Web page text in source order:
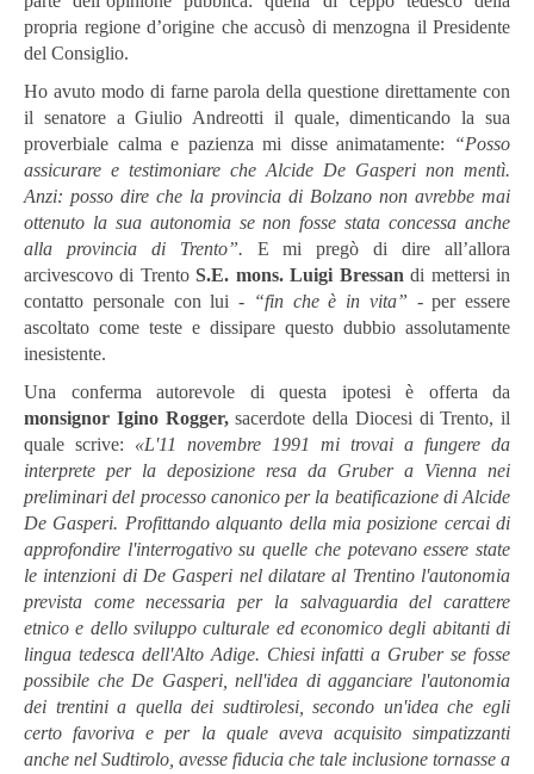
propria regione d’origine che accusò di menzogna il Presidente
del Consiglio.
Ho avuto modo di farne parola della questione direttamente con
il senatore a Giulio Andreotti il quale, dimenticando la sua
proverbiale calma e pazienza mi disse animatamente:
“Posso
assicurare e testimoniare che Alcide De Gasperi non mentì.
Anzi: posso dire che la provincia di Bolzano non avrebbe mai
ottenuto la sua autonomia se non fosse stata concessa anche
alla provincia di Trento”. E mi pregò di dire all’allora
arcivescovo di TrentoS.E. mons. Luigi Bressan di mettersi in
contatto personale con lui - “fin che è in vita” - per essere
ascoltato come teste e dissipare questo dubbio assolutamente
inesistente.
Una conferma autorevole di questa ipotesi è offerta da
monsignor Igino Rogger,sacerdote della Diocesi di Trento, il
quale scrive: «L'11 novembre 1991 mi trovai a fungere da
interprete per la deposizione resa da Gruber a Vienna nei
preliminari del processo canonico per la beatificazione di Alcide
De Gasperi. Profittando alquanto della mia posizione cercai di
approfondire l'interrogativo su quelle che potevano essere state
le intenzioni di De Gasperi nel dilatare al Trentino l'autonomia
prevista come necessaria per la salvaguardia del carattere
etnico e dello sviluppo culturale ed economico degli abitanti di
lingua tedesca dell'Alto Adige. Chiesi infatti a Gruber se fosse
possibile che De Gasperi, nell'idea di agganciare l'autonomia
dei trentini a quella dei sudtirolesi, secondo un'idea che egli
certo favoriva e per la quale aveva acquisito simpatizzanti
anche nel Sudtirolo, avesse fiducia che tale inclusione tornasse a